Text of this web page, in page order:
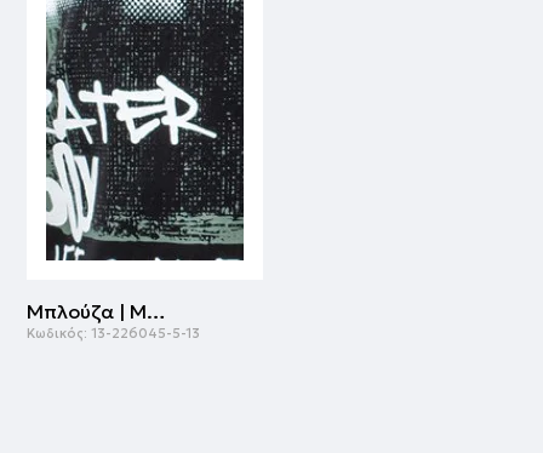
Μπλούζα | ΜΑΥΡΟ
Κωδικός: 13-226045-5-13